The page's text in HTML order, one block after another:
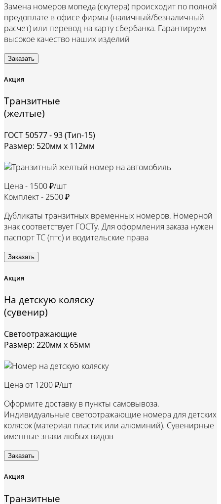
Замена номеров мопеда (скутера) происходит по полной
предоплате в офисе фирмы (наличный/безналичный
расчет) или перевод на карту сбербанка. Гарантируем
высокое качество наших изделий
Заказать
Акция
Транзитные
(желтые)
ГОСТ 50577 - 93 (Тип-15)
Размер: 520мм х 112мм
Цена - 1500 ₽/шт
Комплект - 2500 ₽
Дубликаты транзитных временных номеров. Номерной
знак соответствует ГОСТу. Для оформления заказа нужен
паспорт ТС (птс) и водительские права
Заказать
Акция
На детскую коляску
(сувенир)
Светоотражающие
Размер: 220мм х 65мм
Цена от 1200 ₽/шт
Оформите доставку в пункты самовывоза.
Индивидуальные светоотражающие номера для детских
колясок (материал пластик или алюминий). Сувенирные
именные знаки любых видов
Заказать
Акция
Транзитные